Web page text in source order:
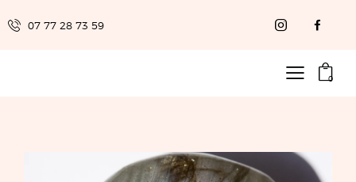
07 77 28 73 59
0